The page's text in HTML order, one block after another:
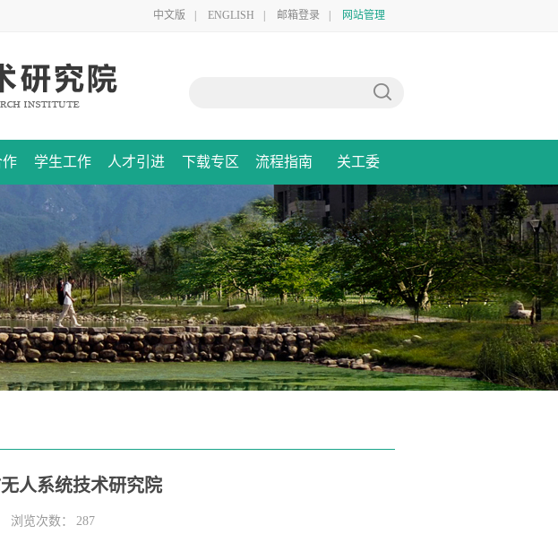
中文版 ENGLISH 邮箱登录 网站管理
作 学生工作 人才引进 下载专区 流程指南 关工委
人系统技术研究院
浏览次数： 287